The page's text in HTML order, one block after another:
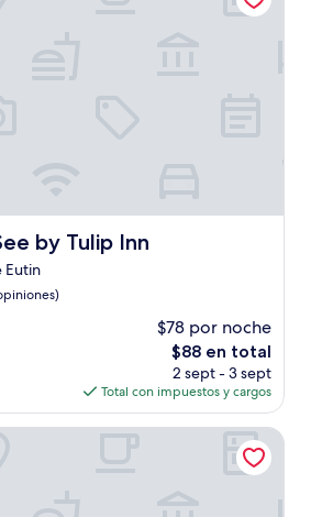
by Tulip Inn
Tulip Inn
Eutin
$78 por noche
El
precio
actual
es
de
$88 en total
2 sept - 3 sept
Total con impuestos y cargos
& Ostsee Therme Resort & Spa